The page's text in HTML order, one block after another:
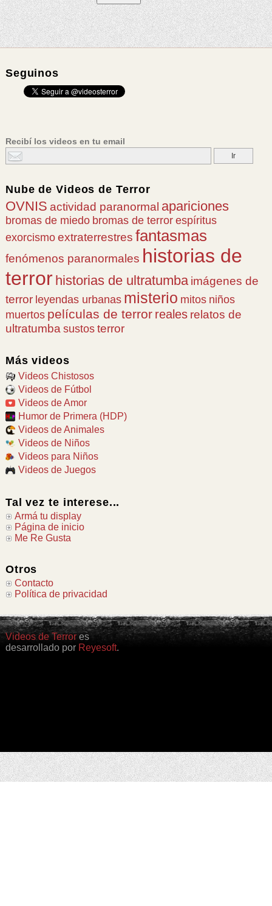
Seguinos
Recibí los videos en tu email
Nube deVideos de Terror
OVNIS actividad paranormal apariciones
bromas de miedo bromas de terror espíritus
exorcismo extraterrestres fantasmas
fenómenos paranormales historias de
terror historias de ultratumba imágenes de
terror leyendas urbanas misterio mitos niños
muertos películas de terror reales relatos de
ultratumba sustos terror
Más videos
Videos Chistosos
Videos de Fútbol
Videos de Amor
Humor de Primera (HDP)
Videos de Animales
Videos de Niños
Videos para Niños
Videos de Juegos
Tal vez te interese...
Armá tu display
Página de inicio
Me Re Gusta
Otros
Contacto
Política de privacidad
Videos de Terrores
desarrollado por Reyesoft.